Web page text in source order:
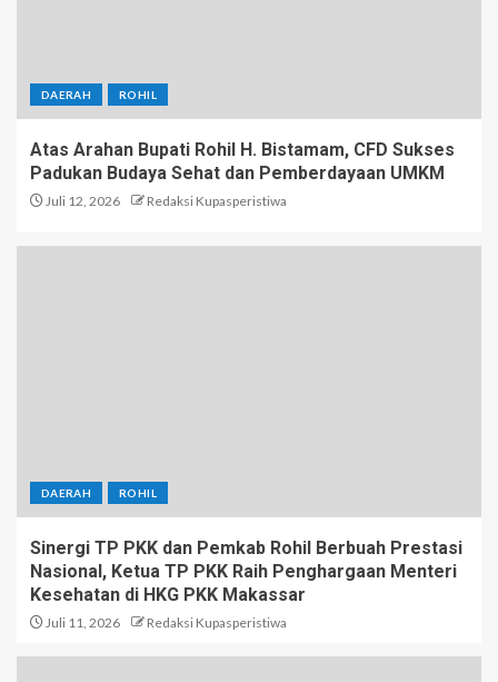
DAERAH ROHIL
Atas Arahan Bupati Rohil H. Bistamam, CFD Sukses
Padukan Budaya Sehat dan Pemberdayaan UMKM
Juli 12, 2026 Redaksi Kupasperistiwa
DAERAH ROHIL
Sinergi TP PKK dan Pemkab Rohil Berbuah Prestasi
Nasional, Ketua TP PKK Raih Penghargaan Menteri
Kesehatan di HKG PKK Makassar
Juli 11, 2026 Redaksi Kupasperistiwa